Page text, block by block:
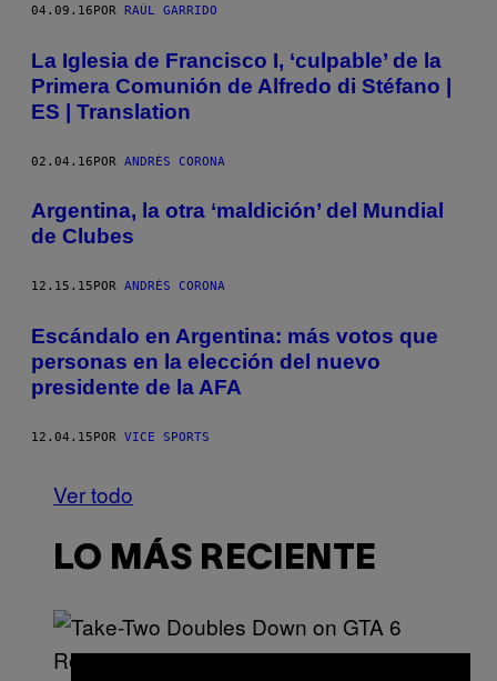
04.09.16 POR RAÚL GARRIDO
La Iglesia de Francisco I, ‘culpable’ de la
Primera Comunión de Alfredo di Stéfano |
ES | Translation
02.04.16POR ANDRÉS CORONA
Argentina, la otra ‘maldición’ del Mundial
de Clubes
12.15.15 POR ANDRÉS CORONA
Escándalo en Argentina: más votos que
personas en la elección del nuevo
presidente de la AFA
12.04.15POR VICE SPORTS
Ver todo
LO MÁS RECIENTE